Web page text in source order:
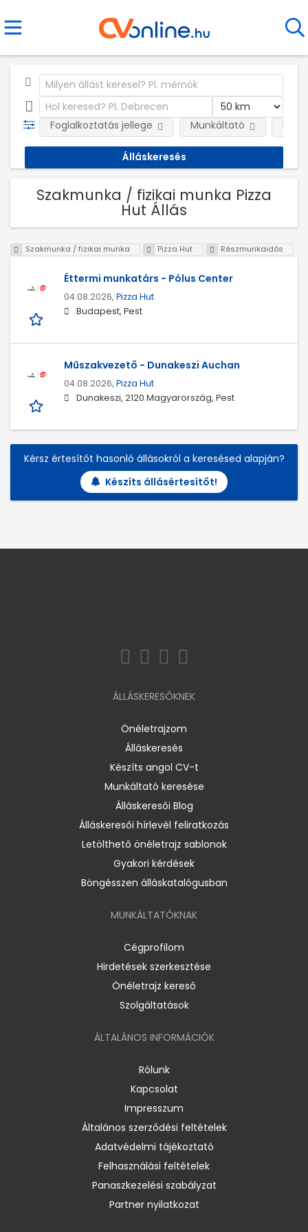
Foglalkoztatás jellege Munkáltató
Szakmunka / fizikai munka Pizza
Hut Állás
Szakmunka / fizikai munka Pizza Hut Részmunkaidős
Éttermi munkatárs - Pólus Center
04.08.2026, Pizza Hut
Budapest, Pest
Műszakvezető - Dunakeszi Auchan
04.08.2026, Pizza Hut
Dunakeszi, 2120 Magyarország, Pest
Kérsz értesítőt hasonló állásokról a keresésed alapján?
Készíts állásértesítőt!
ÁLLÁSKERESŐKNEK
Önéletrajzom
Álláskeresés
Készíts angol CV-t
Munkáltató keresése
Álláskeresői Blog
Álláskeresői hírlevél feliratkozás
Letölthető önéletrajz sablonok
Gyakori kérdések
Böngésszen álláskatalógusban
MUNKÁLTATÓKNAK
Cégprofilom
Hirdetések szerkesztése
Önéletrajz kereső
Szolgáltatások
ÁLTALÁNOS INFORMÁCIÓK
Rólunk
Kapcsolat
Impresszum
Általános szerződési feltételek
Adatvédelmi tájékoztató
Felhasználási feltételek
Panaszkezelési szabályzat
Partner nyilatkozat